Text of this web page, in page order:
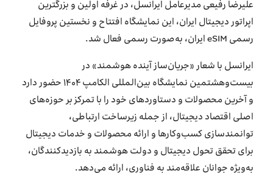
علیرضا رفیعی مدیرعامل ایرانسل، در غرفه اولین و بزرگترین
اپراتور دیجیتال ایران، این نمایشگاه افتتاح و نخستین پروفایل
رسمی eSIM ایران، به‌صورت رسمی فعال شد.
ایرانسل با شعار «جریان‌ساز آینده هوشمند» در
بیست‌وهشتمین نمایشگاه بین‌المللی الکامپ ۱۴۰۴ حضور دارد
و آخرین محصولات و دستاوردهای خود را با تمرکز بر حوزه‌های
اصلی اقتصاد دیجیتال، از جمله زیرساخت ارتباطی،
توانمندسازی کسب‌وکارها و ارائه محصولات و خدمات دیجیتال
برای تحقق تحول دیجیتال و دولت هوشمند به بازدیدکنندگان،
به‌ویژه جوانان علاقه‌مند به فناوری، ارائه می‌دهد.